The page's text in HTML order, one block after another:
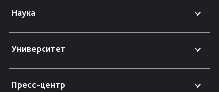
Наука
Университет
Пресс-центр